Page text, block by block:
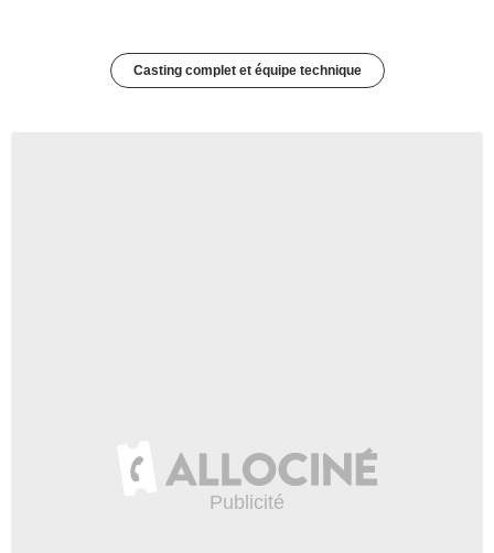
Casting complet et équipe technique